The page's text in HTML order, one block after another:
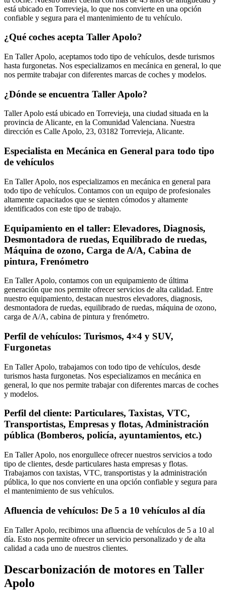
está ubicado en Torrevieja, lo que nos convierte en una opción
confiable y segura para el mantenimiento de tu vehículo.
¿Qué coches acepta Taller Apolo?
En Taller Apolo, aceptamos todo tipo de vehículos, desde turismos
hasta furgonetas. Nos especializamos en mecánica en general, lo que
nos permite trabajar con diferentes marcas de coches y modelos.
¿Dónde se encuentra Taller Apolo?
Taller Apolo está ubicado en Torrevieja, una ciudad situada en la
provincia de Alicante, en la Comunidad Valenciana. Nuestra
dirección es Calle Apolo, 23, 03182 Torrevieja, Alicante.
Especialista en Mecánica en General para todo tipo
de vehículos
En Taller Apolo, nos especializamos en mecánica en general para
todo tipo de vehículos. Contamos con un equipo de profesionales
altamente capacitados que se sienten cómodos y altamente
identificados con este tipo de trabajo.
Equipamiento en el taller: Elevadores, Diagnosis,
Desmontadora de ruedas, Equilibrado de ruedas,
Máquina de ozono, Carga de A/A, Cabina de
pintura, Frenómetro
En Taller Apolo, contamos con un equipamiento de última
generación que nos permite ofrecer servicios de alta calidad. Entre
nuestro equipamiento, destacan nuestros elevadores, diagnosis,
desmontadora de ruedas, equilibrado de ruedas, máquina de ozono,
carga de A/A, cabina de pintura y frenómetro.
Perfil de vehículos: Turismos, 4×4 y SUV,
Furgonetas
En Taller Apolo, trabajamos con todo tipo de vehículos, desde
turismos hasta furgonetas. Nos especializamos en mecánica en
general, lo que nos permite trabajar con diferentes marcas de coches
y modelos.
Perfil del cliente: Particulares, Taxistas, VTC,
Transportistas, Empresas y flotas, Administración
pública (Bomberos, policía, ayuntamientos, etc.)
En Taller Apolo, nos enorgullece ofrecer nuestros servicios a todo
tipo de clientes, desde particulares hasta empresas y flotas.
Trabajamos con taxistas, VTC, transportistas y la administración
pública, lo que nos convierte en una opción confiable y segura para
el mantenimiento de sus vehículos.
Afluencia de vehículos: De 5 a 10 vehículos al día
En Taller Apolo, recibimos una afluencia de vehículos de 5 a 10 al
día. Esto nos permite ofrecer un servicio personalizado y de alta
calidad a cada uno de nuestros clientes.
Descarbonización de motores en Taller
Apolo